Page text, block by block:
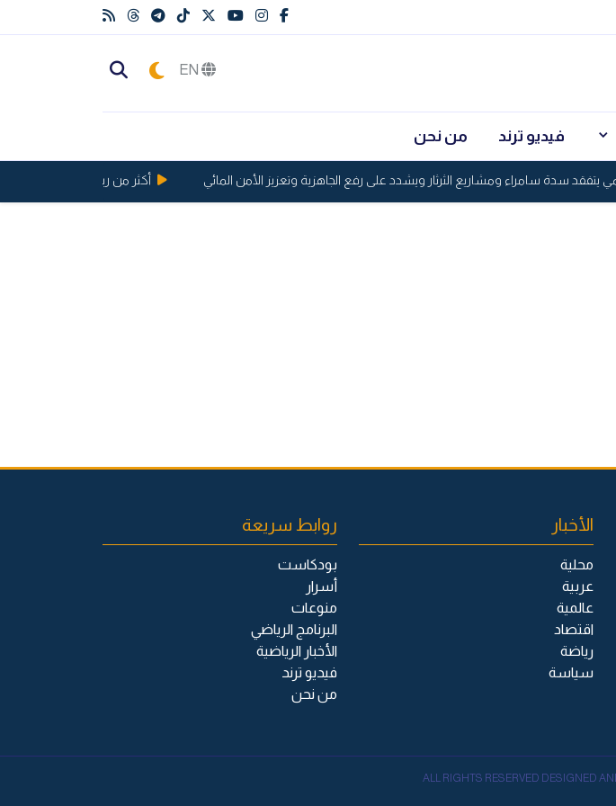
فيديو ترند من نحن
يتفقد سدة سامراء ومشاريع الثرثار ويشدد على رفع الجاهزية وتعزيز الأمن المائي أكثر من ربع مليون مسافر..
الأخبار
محلية
عربية
عالمية
اقتصاد
رياضة
سياسة
روابط سريعة
بودكاست
أسرار
منوعات
البرنامج الرياضي
الأخبار الرياضية
فيديو ترند
من نحن
ALL RIGHTS RESERVED DESIGNED